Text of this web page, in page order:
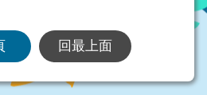
回最上面